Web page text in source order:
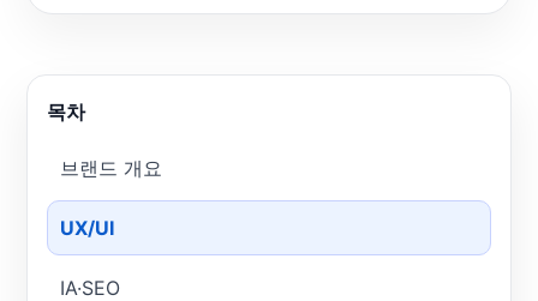
목차
브랜드 개요
UX/UI
IA·SEO